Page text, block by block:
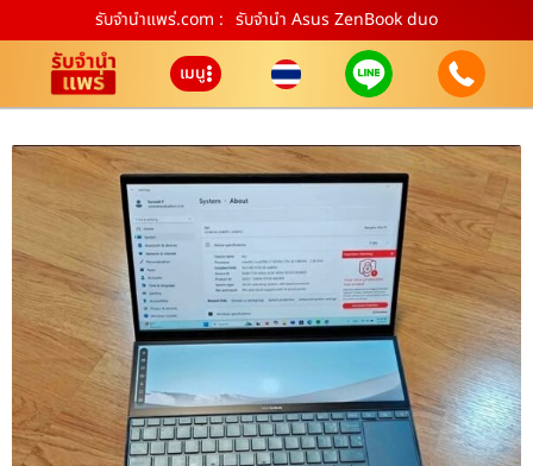
รับจํานําแพร่.com : รับจำนำ Asus ZenBook duo
เมนู